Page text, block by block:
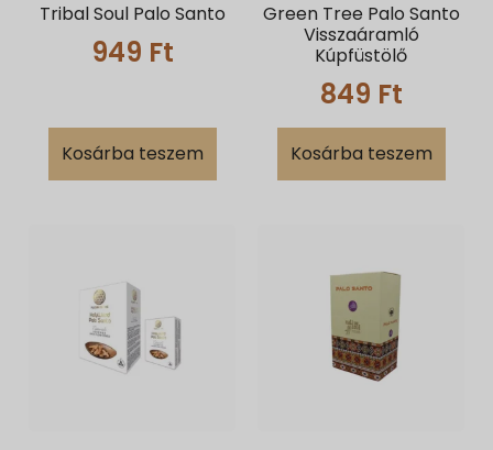
Tribal Soul Palo Santo
949 Ft
Kosárba teszem
Green Tree Palo Santo
Visszaáramló
Kúpfüstölő
849 Ft
Kosárba teszem